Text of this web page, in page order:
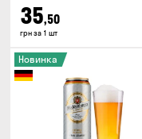
35,50
грн за 1 шт
Новинка